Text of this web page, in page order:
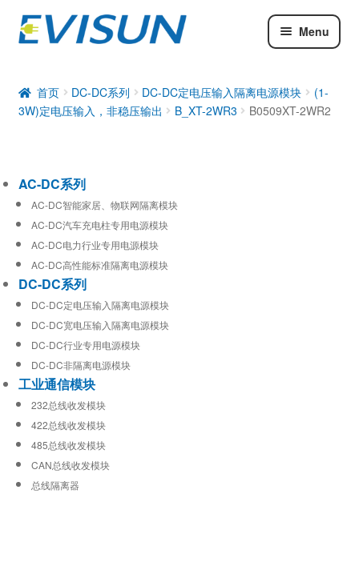
Menu
DC-DC系列
工业通信模块
首页 DC-DC系列 DC-DC定电压输入隔离电源模块
(1-
3W)定电压输入，非稳压输出
B_XT-2WR3 B0509XT-2WR2
AC-DC系列
AC-DC智能家居、物联网隔离模块
AC-DC汽车充电柱专用电源模块
AC-DC电力行业专用电源模块
AC-DC高性能标准隔离电源模块
DC-DC系列
DC-DC定电压输入隔离电源模块
DC-DC宽电压输入隔离电源模块
DC-DC行业专用电源模块
DC-DC非隔离电源模块
工业通信模块
232总线收发模块
422总线收发模块
485总线收发模块
CAN总线收发模块
总线隔离器